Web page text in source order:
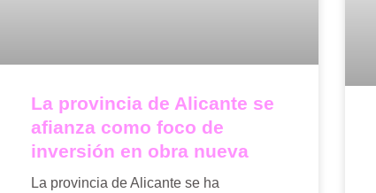
La provincia de Alicante se
afianza como foco de
inversión en obra nueva
La provincia de Alicante se ha